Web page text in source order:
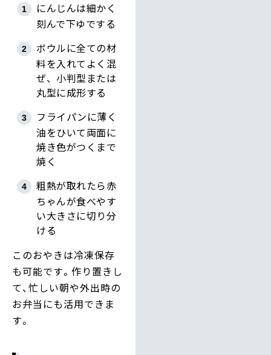
にんじんは細かく
刻んで下ゆでする
ボウルに全ての材
料を入れてよく混
ぜ、小判型または
丸型に成形する
フライパンに薄く
油をひいて両面に
焼き色がつくまで
焼く
粗熱が取れたら赤
ちゃんが食べやす
い大きさに切り分
ける
このおやきは冷凍保存
も可能です。作り置きし
て、忙しい朝や外出時の
お弁当にも活用できま
す。